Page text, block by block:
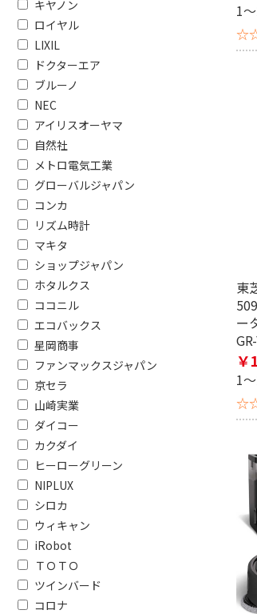
1
東
ー
1
キヤノン
ロイヤル
LIXIL
ドクターエア
ブルーノ
NEC
アイリスオーヤマ
自然社
メトロ電気工業
グローバルジャパン
コンカ
リズム時計
マキタ
ショップジャパン
ホタルクス
ココニル
エコバックス
星岡商事
ファンマックスジャパン
京セラ
山崎実業
ダイコー
カクダイ
ヒーローグリーン
NIPLUX
シロカ
ウィキャン
iRobot
ＴＯＴＯ
ツインバード
コロナ
空気清浄適
リモコン付き
ブランド名で
畳数目安で絞
電源で絞り込む
便利&快適機
フィルターお掃除